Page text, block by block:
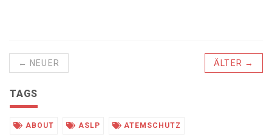
← NEUER ÄLTER →
TAGS
ABOUT ASLP ATEMSCHUTZ